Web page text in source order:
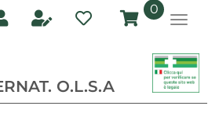
0prodotti
inseriti
O.L.S.A